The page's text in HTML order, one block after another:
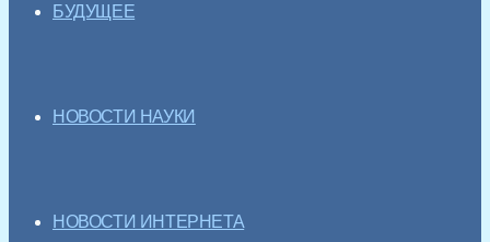
БУДУЩЕЕ
НОВОСТИ НАУКИ
НОВОСТИ ИНТЕРНЕТА